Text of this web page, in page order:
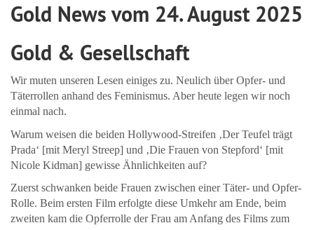
Gold News vom 24. August 2025
Gold & Gesellschaft
Wir muten unseren Lesen einiges zu. Neulich über Opfer- und
Täterrollen anhand des Feminismus. Aber heute legen wir noch
einmal nach.
Warum weisen die beiden Hollywood-Streifen ‚Der Teufel trägt
Prada‘ [mit Meryl Streep] und ‚Die Frauen von Stepford‘ [mit
Nicole Kidman] gewisse Ähnlichkeiten auf?
Zuerst schwanken beide Frauen zwischen einer Täter- und Opfer-
Rolle. Beim ersten Film erfolgte diese Umkehr am Ende, beim
zweiten kam die Opferrolle der Frau am Anfang des Films zum